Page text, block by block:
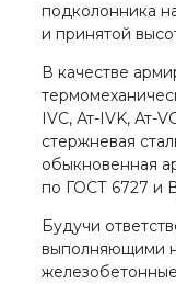
подколонника
и принятой
В качестве
IVC, Ат-IVK, Ат-
стержневая
обыкновенная
по ГОСТ 6727 и
Будучи
выполняющими